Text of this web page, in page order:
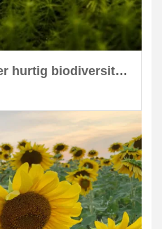
Miyawaki-skove giver hurtig biodiversitet i skandinaviske byer